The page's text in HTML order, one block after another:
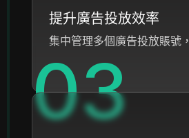
提升廣告投放效率
集中管理多個廣告投放賬號
03